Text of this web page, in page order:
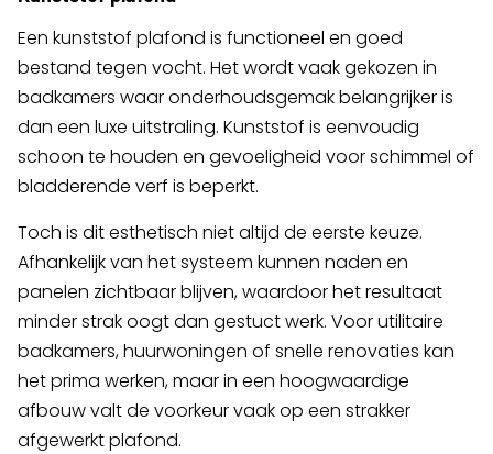
Een kunststof plafond is functioneel en goed
bestand tegen vocht. Het wordt vaak gekozen in
badkamers waar onderhoudsgemak belangrijker is
dan een luxe uitstraling. Kunststof is eenvoudig
schoon te houden en gevoeligheid voor schimmel of
bladderende verf is beperkt.
Toch is dit esthetisch niet altijd de eerste keuze.
Afhankelijk van het systeem kunnen naden en
panelen zichtbaar blijven, waardoor het resultaat
minder strak oogt dan gestuct werk. Voor utilitaire
badkamers, huurwoningen of snelle renovaties kan
het prima werken, maar in een hoogwaardige
afbouw valt de voorkeur vaak op een strakker
afgewerkt plafond.